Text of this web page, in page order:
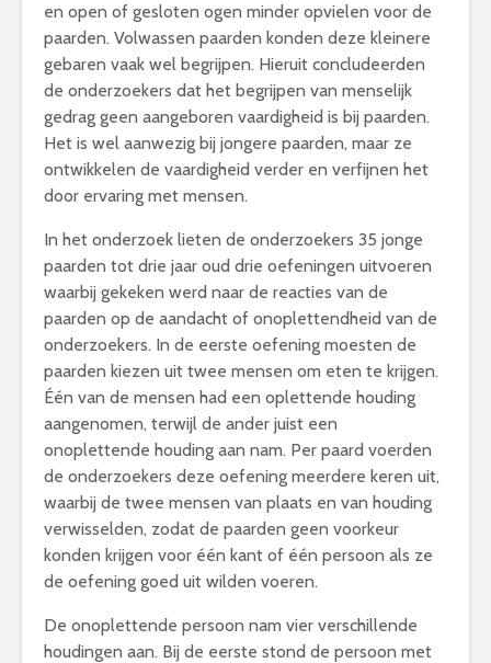
en open of gesloten ogen minder opvielen voor de
paarden. Volwassen paarden konden deze kleinere
gebaren vaak wel begrijpen. Hieruit concludeerden
de onderzoekers dat het begrijpen van menselijk
gedrag geen aangeboren vaardigheid is bij paarden.
Het is wel aanwezig bij jongere paarden, maar ze
ontwikkelen de vaardigheid verder en verfijnen het
door ervaring met mensen.
In het onderzoek lieten de onderzoekers 35 jonge
paarden tot drie jaar oud drie oefeningen uitvoeren
waarbij gekeken werd naar de reacties van de
paarden op de aandacht of onoplettendheid van de
onderzoekers. In de eerste oefening moesten de
paarden kiezen uit twee mensen om eten te krijgen.
Één van de mensen had een oplettende houding
aangenomen, terwijl de ander juist een
onoplettende houding aan nam. Per paard voerden
de onderzoekers deze oefening meerdere keren uit,
waarbij de twee mensen van plaats en van houding
verwisselden, zodat de paarden geen voorkeur
konden krijgen voor één kant of één persoon als ze
de oefening goed uit wilden voeren.
De onoplettende persoon nam vier verschillende
houdingen aan. Bij de eerste stond de persoon met